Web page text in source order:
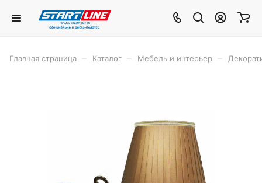
Главная страница Каталог Мебель и интерьер